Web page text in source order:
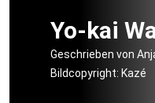
Yo-kai
Geschrieben von
Bildcopyright: Kazé